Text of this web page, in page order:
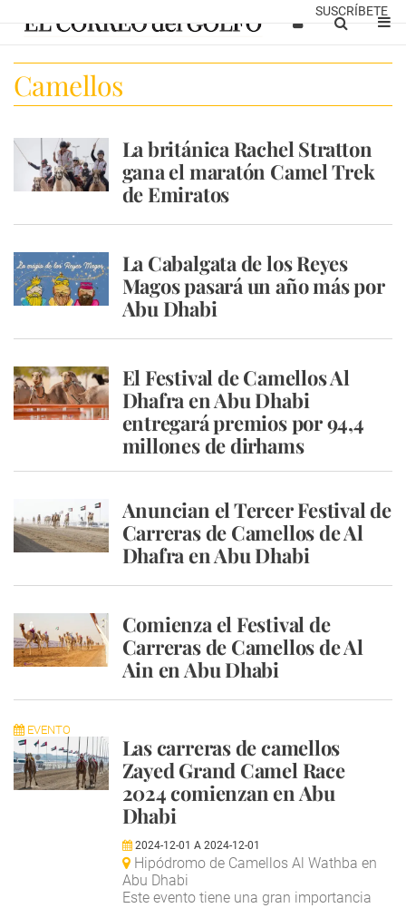
SUSCRÍBETE
Camellos
La británica Rachel Stratton
gana el maratón Camel Trek
de Emiratos
La Cabalgata de los Reyes
Magos pasará un año más por
Abu Dhabi
El Festival de Camellos Al
Dhafra en Abu Dhabi
entregará premios por 94,4
millones de dirhams
Anuncian el Tercer Festival de
Carreras de Camellos de Al
Dhafra en Abu Dhabi
Comienza el Festival de
Carreras de Camellos de Al
Ain en Abu Dhabi
EVENTO
Las carreras de camellos
Zayed Grand Camel Race
2024 comienzan en Abu
Dhabi
2024-12-01 A 2024-12-01
Hipódromo de Camellos Al Wathba en
Abu Dhabi
Este evento tiene una gran importancia